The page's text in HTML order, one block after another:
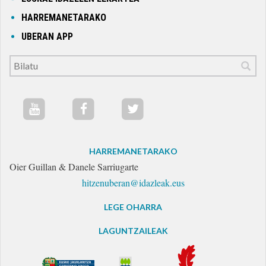
HARREMANETARAKO
UBERAN APP
HARREMANETARAKO
Oier Guillan & Danele Sarriugarte
hitzenuberan@idazleak.eus
LEGE OHARRA
LAGUNTZAILEAK